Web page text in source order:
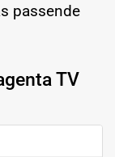
passende
TV